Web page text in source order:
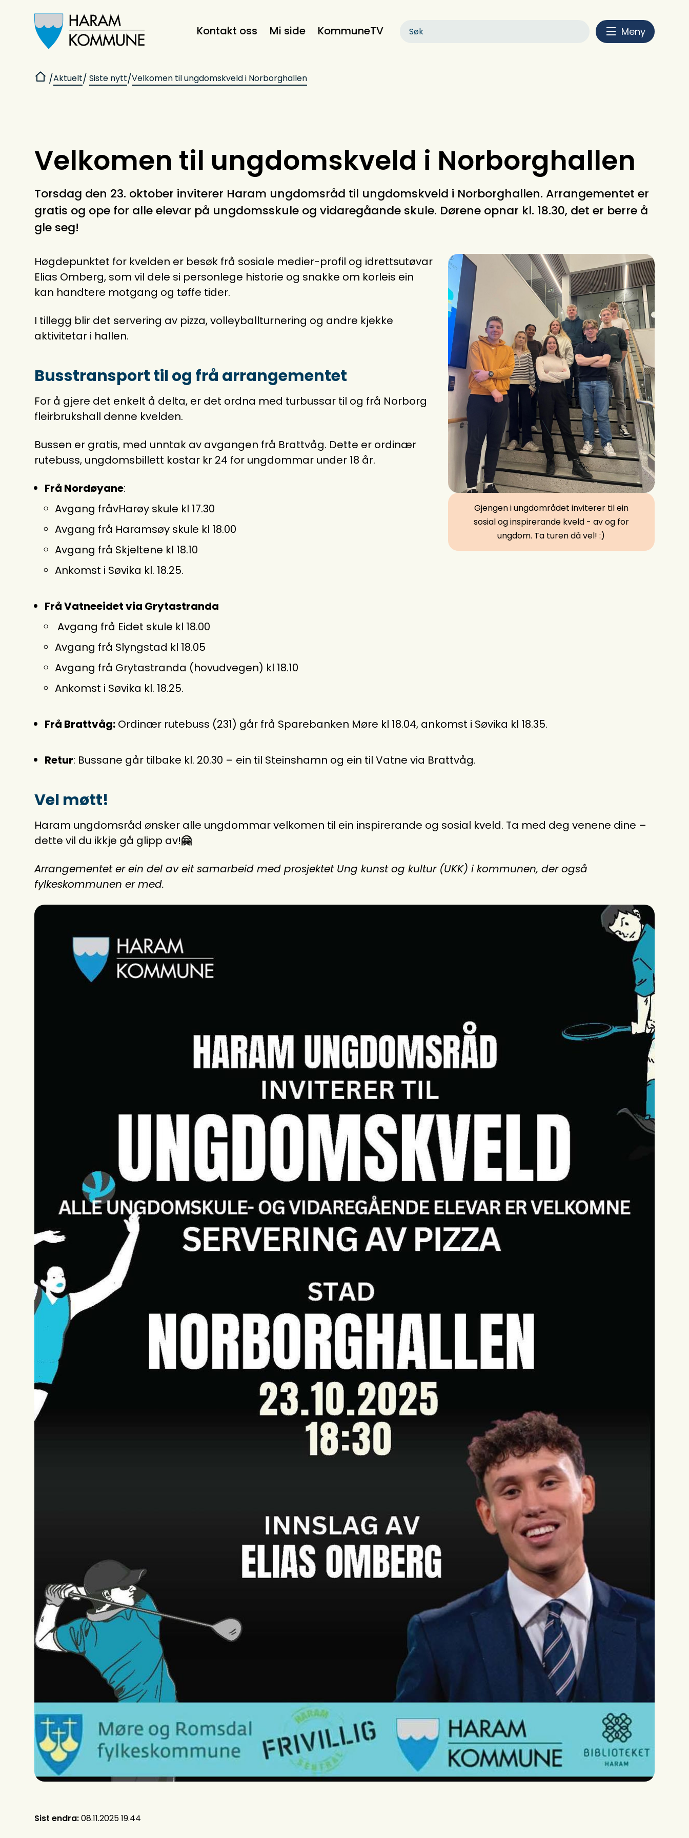
Kontakt oss Mi side KommuneTV Meny
Du er her:
Aktuelt Siste nytt Velkomen til ungdomskveld i Norborghallen
Velkomen til ungdomskveld i Norborghallen
Torsdag den 23. oktober inviterer Haram ungdomsråd til ungdomskveld i Norborghallen. Arrangementet er
gratis og ope for alle elevar på ungdomsskule og vidaregåande skule. Dørene opnar kl. 18.30, det er berre å
gle seg!
Gjengen i ungdområdet inviterer til ein
sosial og inspirerande kveld - av og for
ungdom. Ta turen då vel! :)
Høgdepunktet for kvelden er besøk frå sosiale medier-profil og idrettsutøvar
Elias Omberg, som vil dele si personlege historie og snakke om korleis ein
kan handtere motgang og tøffe tider.
I tillegg blir det servering av pizza, volleyballturnering og andre kjekke
aktivitetar i hallen.
Busstransport til og frå arrangementet
For å gjere det enkelt å delta, er det ordna med turbussar til og frå Norborg
fleirbrukshall denne kvelden.
Bussen er gratis, med unntak av avgangen frå Brattvåg. Dette er ordinær
rutebuss, ungdomsbillett kostar kr 24 for ungdommar under 18 år.
Frå Nordøyane:
Avgang fråvHarøy skule kl 17.30
Avgang frå Haramsøy skule kl 18.00
Avgang frå Skjeltene kl 18.10
Ankomst i Søvika kl. 18.25.
Frå Vatneeidet via Grytastranda
Avgang frå Eidet skule kl 18.00
Avgang frå Slyngstad kl 18.05
Avgang frå Grytastranda (hovudvegen) kl 18.10
Ankomst i Søvika kl. 18.25.
Frå Brattvåg: Ordinær rutebuss (231) går frå Sparebanken Møre kl 18.04, ankomst i Søvika kl 18.35.
Retur: Bussane går tilbake kl. 20.30 – ein til Steinshamn og ein til Vatne via Brattvåg.
Vel møtt!
Haram ungdomsråd ønsker alle ungdommar velkomen til ein inspirerande og sosial kveld. Ta med deg venene dine –
dette vil du ikkje gå glipp av!🤗
Arrangementet er ein del av eit samarbeid med prosjektet Ung kunst og kultur (UKK) i kommunen, der også
fylkeskommunen er med.
Sist endra 08.11.2025 19.44